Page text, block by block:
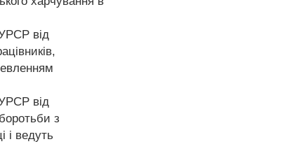
від
від
з
і ведуть